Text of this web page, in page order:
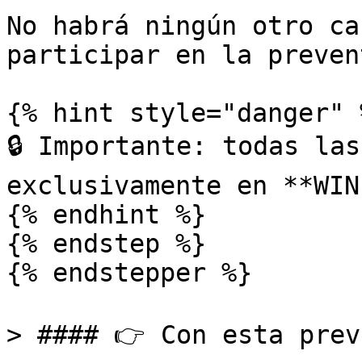
No habrá ningún otro
participar en la
{% hint style="danger"
🔒 Importante: todas
exclusivamente en
{% endhint %}
{% endstep %}
{% endstepper %}
> #### 👉 Con esta